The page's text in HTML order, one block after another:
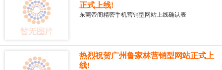
正式上线!
东莞帝阁精密手机营销型网站上线确认表
热烈祝贺广州鲁家林营销型网站正式上
线!